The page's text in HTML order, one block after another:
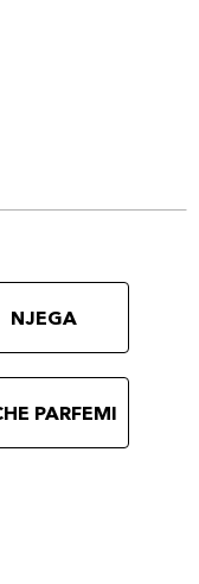
NJEGA
PARFEMI